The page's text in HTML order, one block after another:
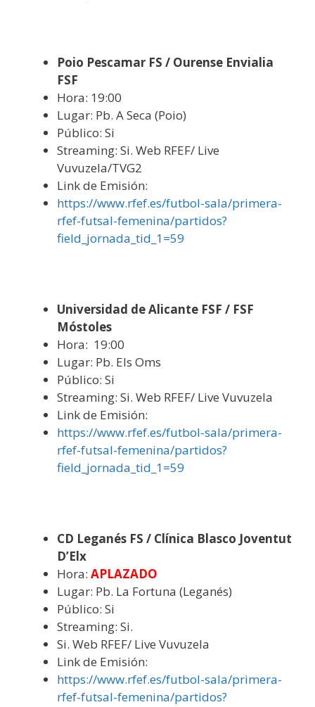
Poio Pescamar FS / Ourense Envialia
FSF
Hora: 19:00
Lugar: Pb. A Seca (Poio)
Público: Si
Streaming: Si. Web RFEF/ Live
Vuvuzela/TVG2
Link de Emisión:
https://www.rfef.es/futbol-sala/primera-
rfef-futsal-femenina/partidos?
field_jornada_tid_1=59
Universidad de Alicante FSF / FSF
Móstoles
Hora: 19:00
Lugar: Pb. Els Oms
Público: Si
Streaming: Si. Web RFEF/ Live Vuvuzela
Link de Emisión:
https://www.rfef.es/futbol-sala/primera-
rfef-futsal-femenina/partidos?
field_jornada_tid_1=59
CD Leganés FS / Clínica Blasco Joventut
D’Elx
Hora: APLAZADO
Lugar: Pb. La Fortuna (Leganés)
Público: Si
Streaming: Si.
Si. Web RFEF/ Live Vuvuzela
Link de Emisión:
https://www.rfef.es/futbol-sala/primera-
rfef-futsal-femenina/partidos?